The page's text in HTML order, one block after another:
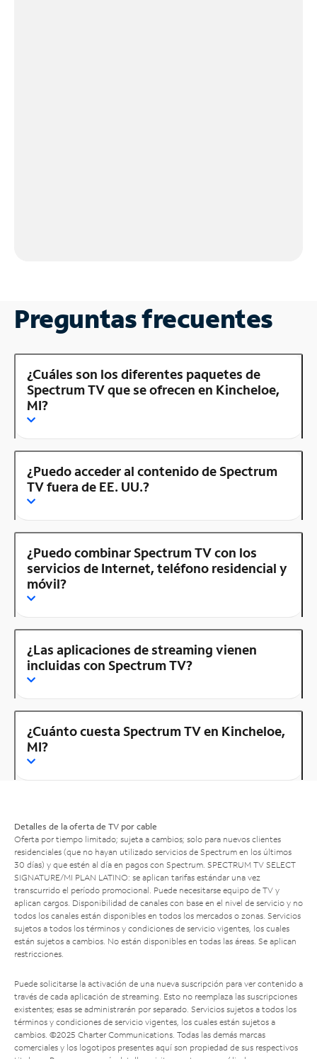
Preguntas frecuentes
¿Cuáles son los diferentes paquetes de
Spectrum TV que se ofrecen en Kincheloe,
MI?
¿Puedo acceder al contenido de Spectrum
TV fuera de EE. UU.?
¿Puedo combinar Spectrum TV con los
servicios de Internet, teléfono residencial y
móvil?
¿Las aplicaciones de streaming vienen
incluidas con Spectrum TV?
¿Cuánto cuesta Spectrum TV en Kincheloe,
MI?
Detalles de la oferta de TV por cable
Oferta por tiempo limitado; sujeta a cambios; solo para nuevos clientes
residenciales (que no hayan utilizado servicios de Spectrum en los últimos
30 días) y que estén al día en pagos con Spectrum. SPECTRUM TV SELECT
SIGNATURE/MI PLAN LATINO: se aplican tarifas estándar una vez
transcurrido el período promocional. Puede necesitarse equipo de TV y
aplican cargos. Disponibilidad de canales con base en el nivel de servicio y no
todos los canales están disponibles en todos los mercados o zonas. Servicios
sujetos a todos los términos y condiciones de servicio vigentes, los cuales
están sujetos a cambios. No están disponibles en todas las áreas. Se aplican
restricciones.
Puede solicitarse la activación de una nueva suscripción para ver contenido a
través de cada aplicación de streaming. Esto no reemplaza las suscripciones
existentes; esas se administrarán por separado. Servicios sujetos a todos los
términos y condiciones de servicio vigentes, los cuales están sujetos a
cambios. ©2025 Charter Communications. Todas las demás marcas
comerciales y los logotipos presentes aquí son propiedad de sus respectivos